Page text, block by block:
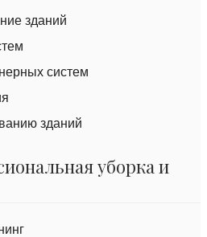
зданий
систем
зданий
уборка и